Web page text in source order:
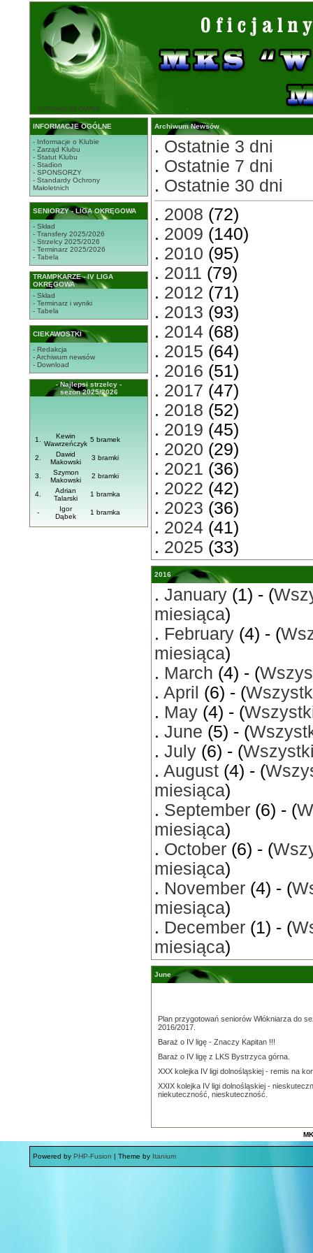
STRONA GŁÓWNA
INFORMACJE OGÓLNE
- Informacje o Klubie
- Zarząd Klubu
- Statut Klubu
- Stadion
- SPONSORZY
- Standardy Ochrony
Małoletnich
SENIORZY - LIGA OKRĘGOWA
- Skład
- Transfery 2025/2026
- Strzelcy 2025/2026
- Terminarz 2025/2026
- Tabela
TRAMPKARZE - IV LIGA
OKRĘGOWA
- Skład
- Terminarz i wyniki
- Tabela
CIEKAWOSTKI
- Redakcja
- Archiwum newsów
- Download
- Najlepsi strzelcy -
sezon 2025/2026
1.
Kewin
Wawrzeńczyk
5 bramek
2.
Dawid
Makowski
3 bramki
3.
Szymon
Makowski
2 bramki
4.
Adrian
Talarski
1 bramka
-
Igor
Dąbek
1 bramka
Archiwum Newsów
. Ostatnie 3 dni
. Ostatnie 7 dni
. Ostatnie 30 dni
. 2008 (72)
. 2009 (140)
. 2010 (95)
. 2011 (79)
. 2012 (71)
. 2013 (93)
. 2014 (68)
. 2015 (64)
. 2016 (51)
. 2017 (47)
. 2018 (52)
. 2019 (45)
. 2020 (29)
. 2021 (36)
. 2022 (42)
. 2023 (36)
. 2024 (41)
. 2025 (33)
2016
. January (1) - (
miesiąca)
. February (4) - (
miesiąca)
. March (4) - (
. April (6) - (
. May (4) - (
. June (5) - (
. July (6) - (
. August (4) - (
miesiąca)
. September (6) - (
miesiąca)
. October (6) - (
miesiąca)
. November (4) - (
miesiąca)
. December (1) - (
miesiąca)
June
Plan przygotowań seniorów Włókniarza do
2016/2017.
Baraż o IV ligę - Znaczy Kapitan !!!
Baraż o IV ligę z LKS Bystrzyca górna.
XXX kolejka IV ligi dolnośląskiej - remis na
XXIX kolejka IV ligi dolnośląskiej -
niekuteczność, nieskuteczność.
Powered by PHP-Fusion | Theme by Itanium